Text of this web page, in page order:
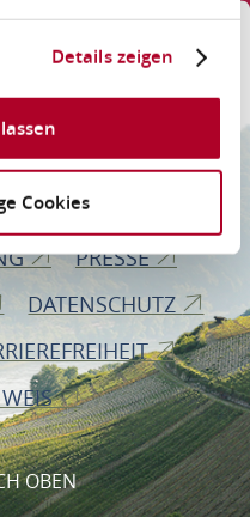
Details zeigen
Cookies
GmbH
28
PRESSE
DATENSCHUTZ
OBEN